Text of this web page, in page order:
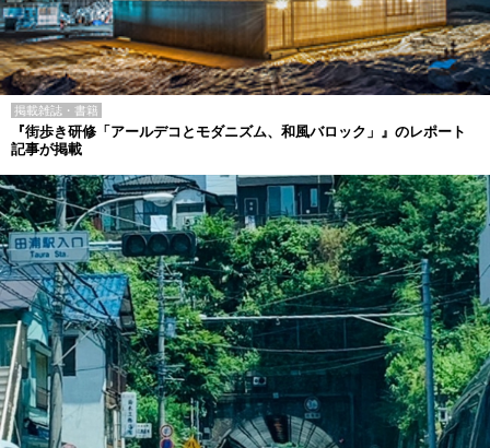
掲載雑誌・書籍
『街歩き研修「アールデコとモダニズム、和風バロック」』のレポート
記事が掲載